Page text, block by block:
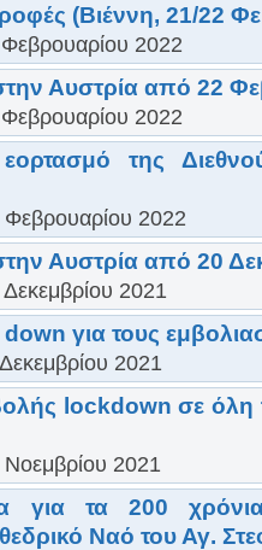
(Βιέννη, 21/22
2022
Αυστρία από 22
2022
της
2022
Αυστρία από 20
2021
για τους
2021
lockdown σε όλη
2021
για τα 200
Ναό του Αγ.